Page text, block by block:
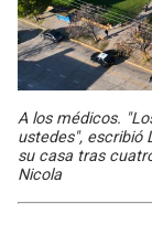
A los médicos.
ustedes", escribió
su casa tras
Nicola